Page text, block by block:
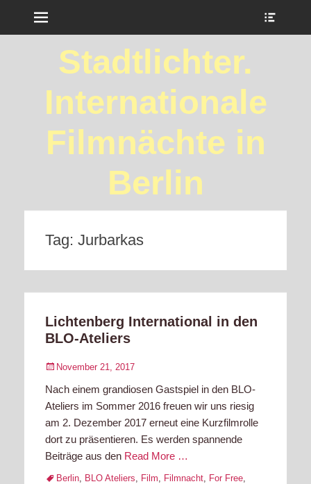
Stadtlichter.
Internationale
Filmnächte in
Berlin
Tag: Jurbarkas
Lichtenberg International in den
BLO-Ateliers
Posted
November 21, 2017
Nach einem grandiosen Gastspiel in den BLO-
Ateliers im Sommer 2016 freuen wir uns riesig
am 2. Dezember 2017 erneut eine Kurzfilmrolle
dort zu präsentieren. Es werden spannende
Beiträge aus den Read More …
TagsBerlin, BLO Ateliers, Film, Filmnacht, For Free,